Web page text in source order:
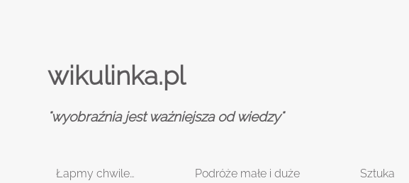
wikulinka.pl
"wyobraźnia jest ważniejsza od wiedzy"
Łapmy chwile… Podróże małe i duże Sztuka